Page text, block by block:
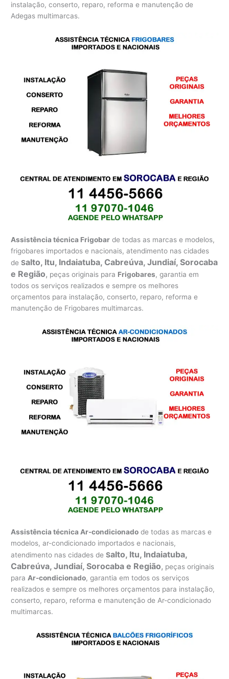
instalação, conserto, reparo, reforma e manutenção de
Adegas multimarcas.
Assistência técnica Frigobar de todas as marcas e modelos,
frigobares importados e nacionais, atendimento nas cidades
deSalto, Itu, Indaiatuba, Cabreúva, Jundiaí, Sorocaba
e Região, peças originais para Frigobares, garantia em
todos os serviços realizados e sempre os melhores
orçamentos para instalação, conserto, reparo, reforma e
manutenção de Frigobares multimarcas.
Assistência técnica Ar-condicionado de todas as marcas e
modelos, ar-condicionado importados e nacionais,
atendimento nas cidades deSalto, Itu, Indaiatuba,
Cabreúva, Jundiaí, Sorocaba e Região, peças originais
para Ar-condicionado, garantia em todos os serviços
realizados e sempre os melhores orçamentos para instalação,
conserto, reparo, reforma e manutenção de Ar-condicionado
multimarcas.